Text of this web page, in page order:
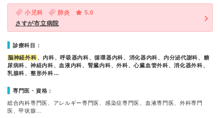
小児科 肺炎
5.0
さすが市立病院
診療科目：
脳神経外科 、内科、呼吸器内科、循環器内科、消化器内科、内分泌代謝科、糖
尿病科、神経内科、血液内科、腎臓内科、外科、心臓血管外科、消化器外科、
乳腺科、整形外科…
専門医・資格：
総合内科専門医、アレルギー専門医、感染症専門医、血液専門医、外科専門
医、甲状腺…